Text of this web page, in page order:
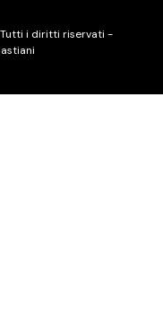
Tutti i diritti riservati -